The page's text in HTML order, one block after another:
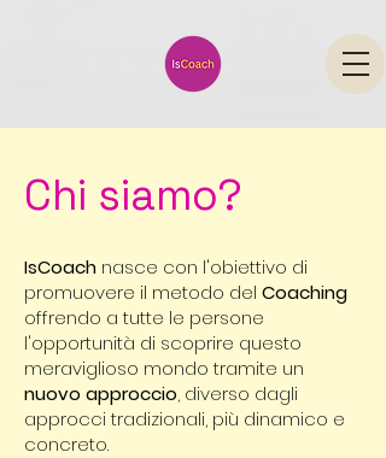
Chi siamo?
IsCoach nasce con l'obiettivo di
promuovere il metodo del Coaching
offrendo a tutte le persone
l'opportunità di scoprire questo
meraviglioso mondo tramite un
nuovo approccio, diverso dagli
approcci tradizionali, più dinamico e
concreto.